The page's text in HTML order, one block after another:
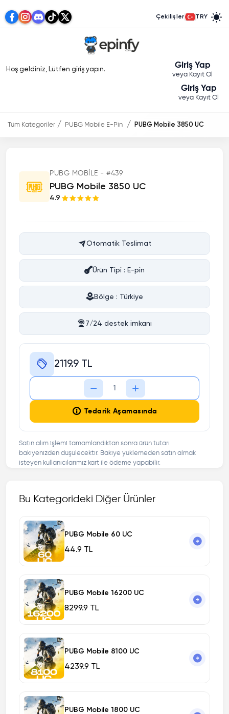
Çekilişler TRY
Hoş geldiniz, Lütfen giriş yapın. Giriş Yap
veya Kayıt Ol
Giriş Yap
veya Kayıt Ol
Tüm Kategoriler PUBG Mobile E-Pin PUBG Mobile 3850 UC
PUBG MOBILE - #439
PUBG Mobile 3850 UC
4.9
Otomatik Teslimat
Ürün Tipi : E-pin
Bölge : Türkiye
7/24 destek imkanı
2119.9 TL
Tedarik Aşamasında
Satın alım işlemi tamamlandıktan sonra ürün tutarı
bakiyenizden düşülecektir. Bakiye yüklemeden satın almak
isteyen kullanıcılarımız kart ile ödeme yapabilir.
Bu Kategorideki Diğer Ürünler
PUBG Mobile 60 UC
44.9 TL
PUBG Mobile 16200 UC
8299.9 TL
PUBG Mobile 8100 UC
4239.9 TL
PUBG Mobile 1800 UC